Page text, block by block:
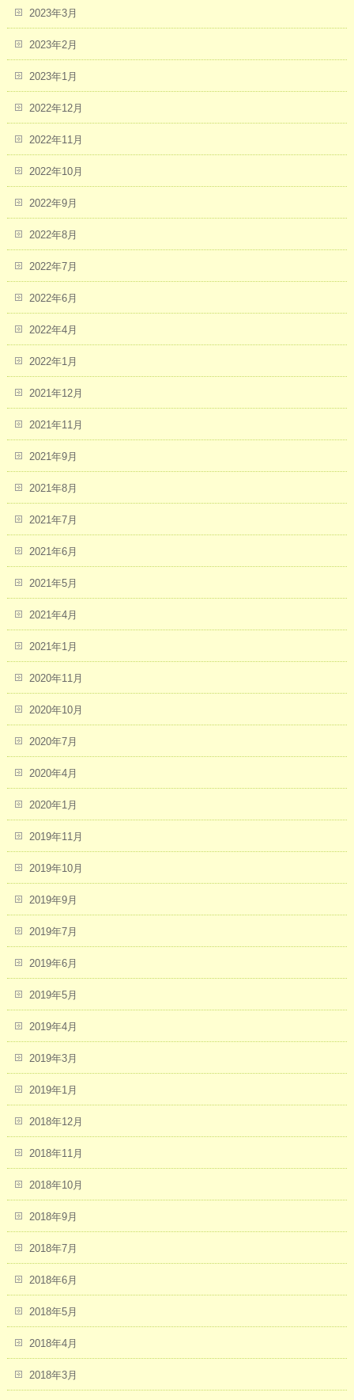
2023年3月
2023年2月
2023年1月
2022年12月
2022年11月
2022年10月
2022年9月
2022年8月
2022年7月
2022年6月
2022年4月
2022年1月
2021年12月
2021年11月
2021年9月
2021年8月
2021年7月
2021年6月
2021年5月
2021年4月
2021年1月
2020年11月
2020年10月
2020年7月
2020年4月
2020年1月
2019年11月
2019年10月
2019年9月
2019年7月
2019年6月
2019年5月
2019年4月
2019年3月
2019年1月
2018年12月
2018年11月
2018年10月
2018年9月
2018年7月
2018年6月
2018年5月
2018年4月
2018年3月